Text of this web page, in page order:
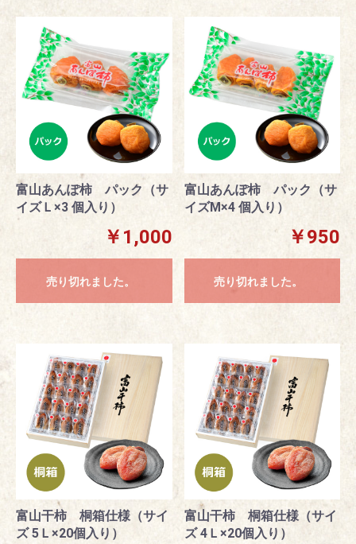
富山あんぽ柿 パック（サ
イズＬ×3 個入り）
￥1,000
売り切れました。
富山あんぽ柿 パック（サ
イズM×4 個入り）
￥950
売り切れました。
富山干柿 桐箱仕様（サイ
ズ 5Ｌ×20個入り）
富山干柿 桐箱仕様（サイ
ズ 4Ｌ×20個入り）